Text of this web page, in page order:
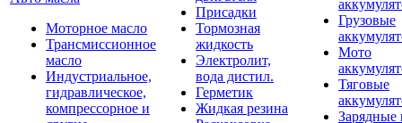
Моторное масло
Трансмиссионное
масло
Индустриальное,
гидравлическое,
компрессорное и
Присадки
Тормозная
жидкость
Электролит,
вода дистил.
Герметик
Жидкая резина
Грузовые
Мото
Тяговые
Зарядные